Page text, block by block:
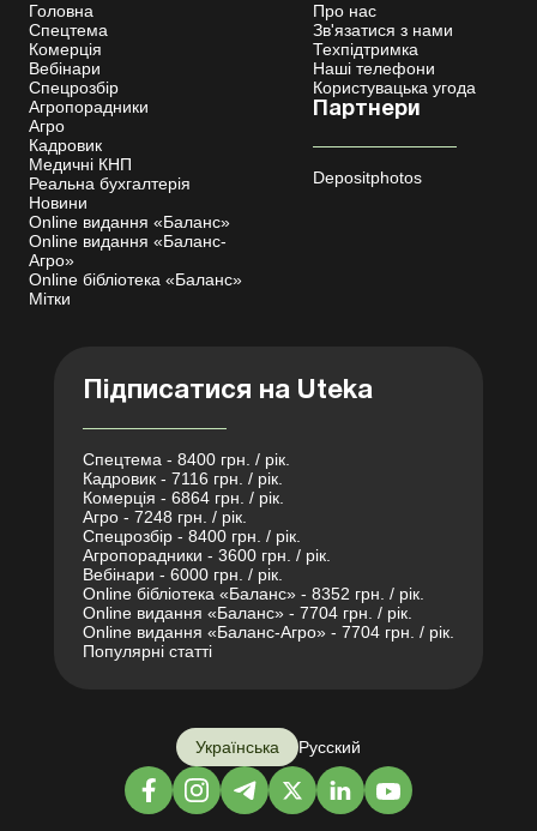
Головна
Спецтема
Комерція
Вебінари
Спецрозбір
Агропорадники
Агро
Кадровик
Медичні КНП
Реальна бухгалтерія
Новини
Online видання «Баланс»
Online видання «Баланс-
Агро»
Online бібліотека «Баланс»
Мітки
Про нас
Зв'язатися з нами
Техпідтримка
Наші телефони
Користувацька угода
Партнери
Depositphotos
Підписатися на Uteka
Спецтема - 8400 грн. / рік.
Кадровик - 7116 грн. / рік.
Комерція - 6864 грн. / рік.
Агро - 7248 грн. / рік.
Спецрозбір - 8400 грн. / рік.
Агропорадники - 3600 грн. / рік.
Вебінари - 6000 грн. / рік.
Online бібліотека «Баланс» - 8352 грн. / рік.
Online видання «Баланс» - 7704 грн. / рік.
Online видання «Баланс-Агро» - 7704 грн. / рік.
Популярні статті
Українська Русский